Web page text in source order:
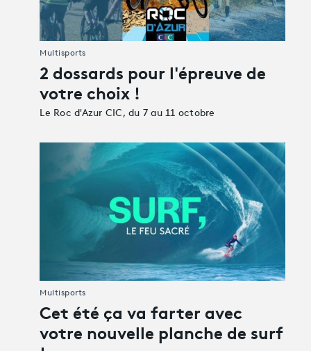
2 dossards pour l'épreuve de
votre choix !
Le Roc d'Azur CIC, du 7 au 11 octobre
Multisports
Cet été ça va farter avec
votre nouvelle planche de surf
Multisports